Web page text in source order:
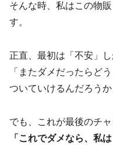
そんな時、私はこの物
す。
正直、最初は「不安」
「またダメだったらど
ついていけるんだろうか
でも、これが最後のチ
「これでダメなら、私